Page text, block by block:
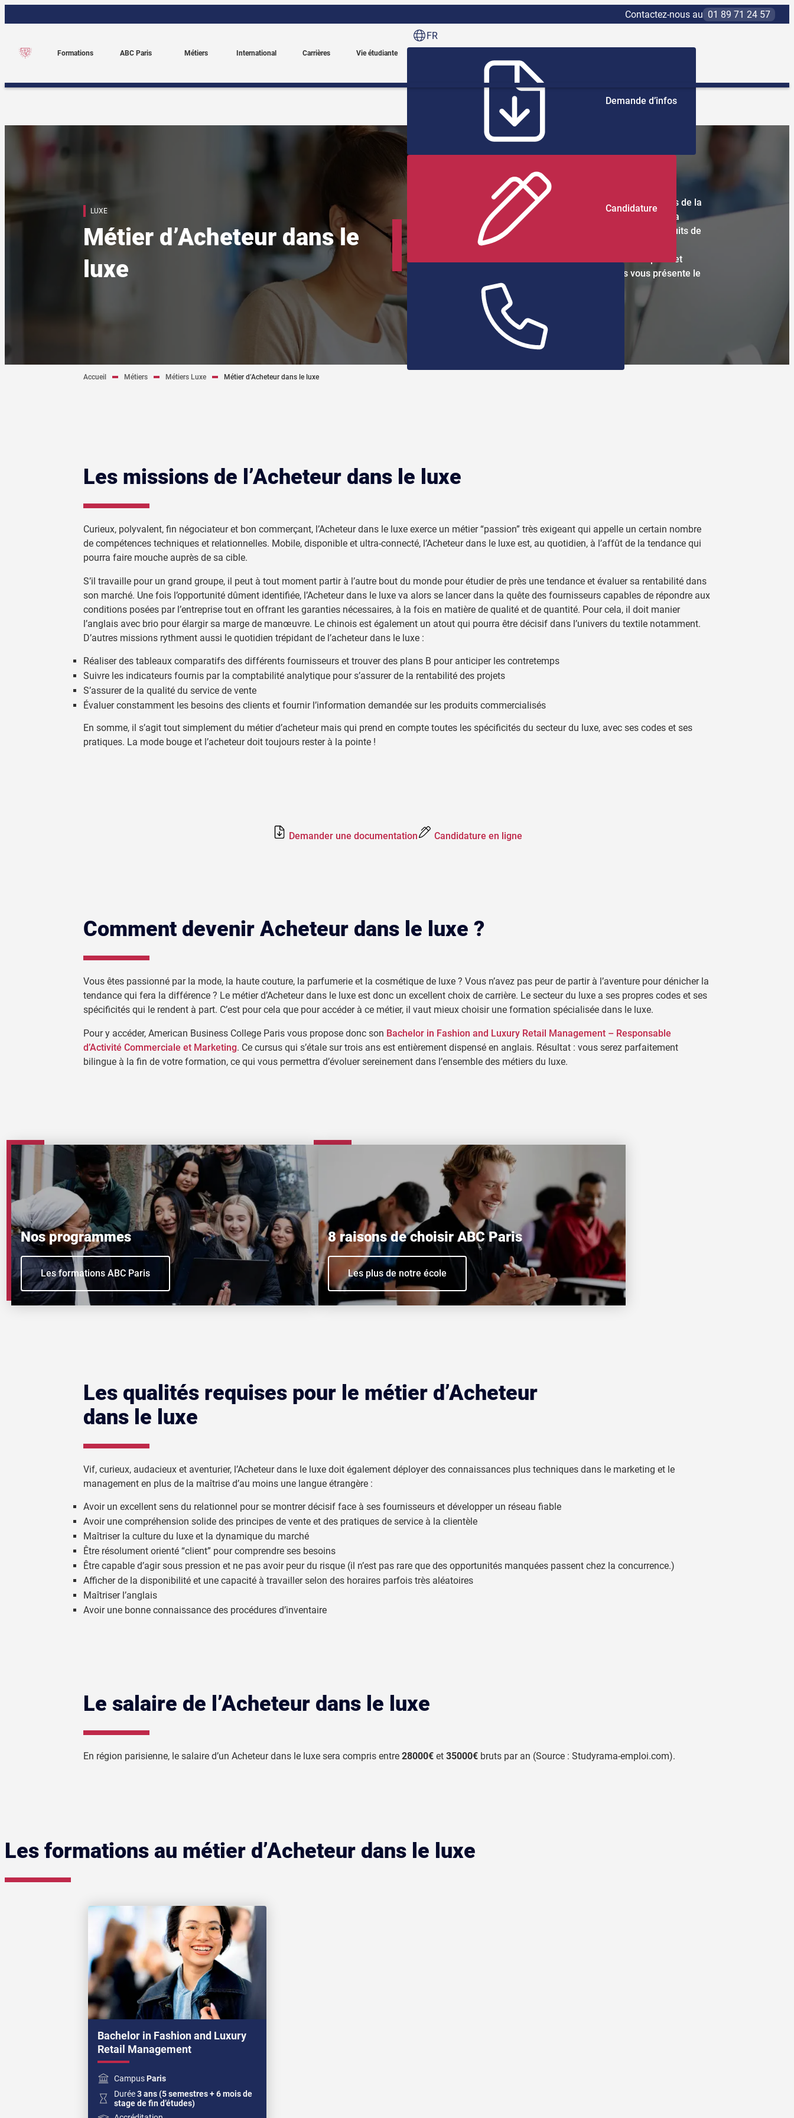
au
Contactez-nous au 01 89 71 24 57
Formations ABC Paris Métiers International Carrières Vie étudiante
FR
Demande d’infos
Candidature
LUXE
Métier d’Acheteur dans le
luxe
L’Acheteur dans le luxe évolue généralement dans les métiers de la
mode et de la haute-couture, de la parfumerie ou encore de la
cosmétique haut de gamme. Il se charge d’identifier les produits de
luxe à fort potentiel commercial dans son marché, trouve des
fournisseurs qui répondent aux conditions de son entreprise et
négocie les prix. American Business College Paris vous présente le
métier d’Acheteur dans le luxe.
Accueil Métiers Métiers Luxe Métier d’Acheteur dans le luxe
Les missions de l’Acheteur dans le luxe
Curieux, polyvalent, fin négociateur et bon commerçant, l’Acheteur dans le luxe exerce un métier “passion” très exigeant qui appelle un certain nombre
de compétences techniques et relationnelles. Mobile, disponible et ultra-connecté, l’Acheteur dans le luxe est, au quotidien, à l’affût de la tendance qui
pourra faire mouche auprès de sa cible.
S’il travaille pour un grand groupe, il peut à tout moment partir à l’autre bout du monde pour étudier de près une tendance et évaluer sa rentabilité dans
son marché. Une fois l’opportunité dûment identifiée, l’Acheteur dans le luxe va alors se lancer dans la quête des fournisseurs capables de répondre aux
conditions posées par l’entreprise tout en offrant les garanties nécessaires, à la fois en matière de qualité et de quantité. Pour cela, il doit manier
l’anglais avec brio pour élargir sa marge de manœuvre. Le chinois est également un atout qui pourra être décisif dans l’univers du textile notamment.
D’autres missions rythment aussi le quotidien trépidant de l’acheteur dans le luxe :
Réaliser des tableaux comparatifs des différents fournisseurs et trouver des plans B pour anticiper les contretemps
Suivre les indicateurs fournis par la comptabilité analytique pour s’assurer de la rentabilité des projets
S’assurer de la qualité du service de vente
Évaluer constamment les besoins des clients et fournir l’information demandée sur les produits commercialisés
En somme, il s’agit tout simplement du métier d’acheteur mais qui prend en compte toutes les spécificités du secteur du luxe, avec ses codes et ses
pratiques. La mode bouge et l’acheteur doit toujours rester à la pointe !
Demander une documentation Candidature en ligne
Comment devenir Acheteur dans le luxe ?
Vous êtes passionné par la mode, la haute couture, la parfumerie et la cosmétique de luxe ? Vous n’avez pas peur de partir à l’aventure pour dénicher la
tendance qui fera la différence ? Le métier d’Acheteur dans le luxe est donc un excellent choix de carrière. Le secteur du luxe a ses propres codes et ses
spécificités qui le rendent à part. C’est pour cela que pour accéder à ce métier, il vaut mieux choisir une formation spécialisée dans le luxe.
Pour y accéder, American Business College Paris vous propose donc son Bachelor in Fashion and Luxury Retail Management – Responsable
d’Activité Commerciale et Marketing. Ce cursus qui s’étale sur trois ans est entièrement dispensé en anglais. Résultat : vous serez parfaitement
bilingue à la fin de votre formation, ce qui vous permettra d’évoluer sereinement dans l’ensemble des métiers du luxe.
Nos programmes
Les formations ABC Paris
8 raisons de choisir ABC Paris
Les plus de notre école
Les qualités requises pour le métier d’Acheteur
dans le luxe
Vif, curieux, audacieux et aventurier, l’Acheteur dans le luxe doit également déployer des connaissances plus techniques dans le marketing et le
management en plus de la maîtrise d’au moins une langue étrangère :
Avoir un excellent sens du relationnel pour se montrer décisif face à ses fournisseurs et développer un réseau fiable
Avoir une compréhension solide des principes de vente et des pratiques de service à la clientèle
Maîtriser la culture du luxe et la dynamique du marché
Être résolument orienté “client” pour comprendre ses besoins
Être capable d’agir sous pression et ne pas avoir peur du risque (il n’est pas rare que des opportunités manquées passent chez la concurrence.)
Afficher de la disponibilité et une capacité à travailler selon des horaires parfois très aléatoires
Maîtriser l’anglais
Avoir une bonne connaissance des procédures d’inventaire
Le salaire de l’Acheteur dans le luxe
En région parisienne, le salaire d’un Acheteur dans le luxe sera compris entre 28000€ et 35000€ bruts par an (Source : Studyrama-emploi.com).
Les formations au métier d’Acheteur dans le luxe
Bachelor in Fashion and Luxury
Retail Management
Campus Paris
Durée3 ans (5 semestres + 6 mois de
stage de fin d’études)